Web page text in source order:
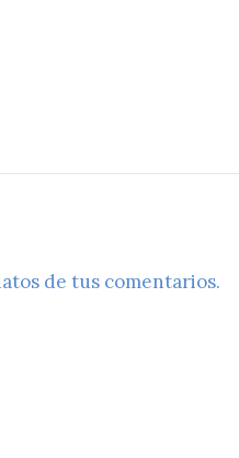
de tus comentarios.